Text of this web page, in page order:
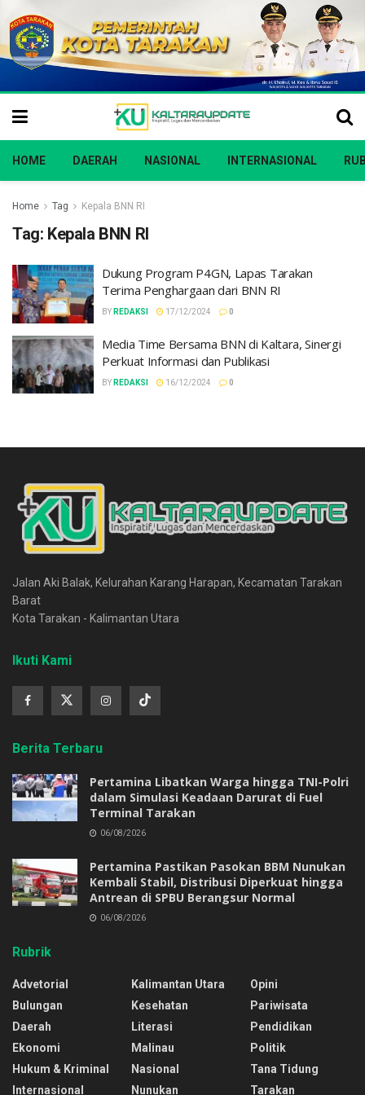
HOME DAERAH NASIONAL INTERNASIONAL
Home Tag Kepala BNN RI
Tag: Kepala BNN RI
Dukung Program P4GN, Lapas Tarakan
Terima Penghargaan dari BNN RI
BY REDAKSI 17/12/2024 0
Media Time Bersama BNN di Kaltara, Sinergi
Perkuat Informasi dan Publikasi
BY REDAKSI 16/12/2024 0
Jalan Aki Balak, Kelurahan Karang Harapan, Kecamatan Tarakan
Barat
Kota Tarakan - Kalimantan Utara
Ikuti Kami
Berita Terbaru
Pertamina Libatkan Warga hingga TNI-Polri
dalam Simulasi Keadaan Darurat di Fuel
Terminal Tarakan
06/08/2026
Pertamina Pastikan Pasokan BBM Nunukan
Kembali Stabil, Distribusi Diperkuat hingga
Antrean di SPBU Berangsur Normal
06/08/2026
Rubrik
Advetorial
Bulungan
Daerah
Ekonomi
Hukum & Kriminal
Internasional
Kalimantan Utara
Kesehatan
Literasi
Malinau
Nasional
Nunukan
Opini
Pariwisata
Pendidikan
Politik
Tana Tidung
Tarakan